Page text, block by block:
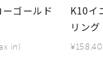
ゴールド
in)
K10イ
リング